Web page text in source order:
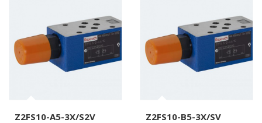
Z2FS10-A5-3X/S2V Z2FS10-B5-3X/SV